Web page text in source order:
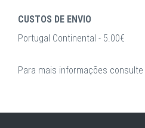
CUSTOS DE ENVIO
Portugal Continental - 5.00€
Para mais informações consulte